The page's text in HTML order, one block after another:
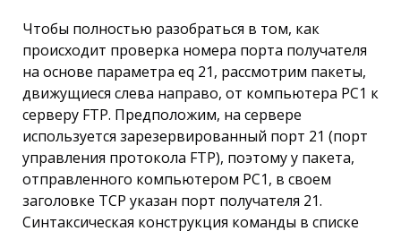
Чтобы полностью разобраться в том, как
происходит проверка номера порта получателя
на основе параметра eq 21, рассмотрим пакеты,
движущиеся слева направо, от компьютера PC1 к
серверу FTP. Предположим, на сервере
используется зарезервированный порт 21 (порт
управления протокола FТР), поэтому у пакета,
отправленного компьютером PC1, в своем
заголовке ТСР указан порт получателя 21.
Синтаксическая конструкция команды в списке